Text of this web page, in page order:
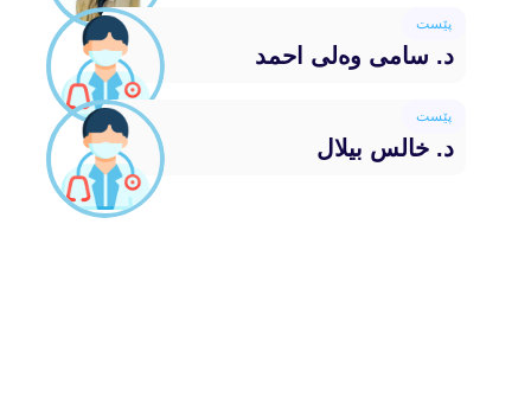
پێست
د. سامی وەلی احمد
پێست
د. خالس بیلال